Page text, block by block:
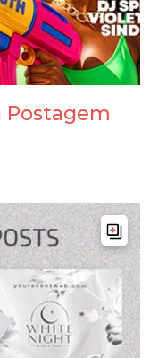
Postagem